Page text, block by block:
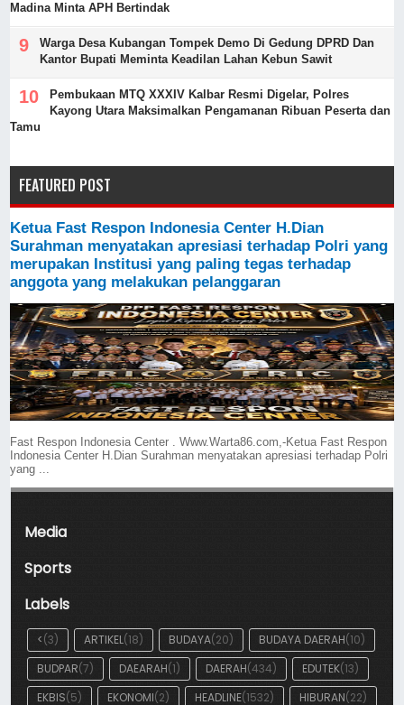
Madina Minta APH Bertindak
Warga Desa Kubangan Tompek Demo Di Gedung DPRD Dan
Kantor Bupati Meminta Keadilan Lahan Kebun Sawit
Pembukaan MTQ XXXIV Kalbar Resmi Digelar, Polres
Kayong Utara Maksimalkan Pengamanan Ribuan Peserta dan
Tamu
FEATURED POST
Ketua Fast Respon Indonesia Center H.Dian
Surahman menyatakan apresiasi terhadap Polri yang
merupakan Institusi yang paling tegas terhadap
anggota yang melakukan pelanggaran
Fast Respon Indonesia Center . Www.Warta86.com,-Ketua Fast Respon
Indonesia Center H.Dian Surahman menyatakan apresiasi terhadap Polri
yang ...
Media
Sports
Labels
<(3) ARTIKEL(18) BUDAYA(20) BUDAYA DAERAH(10)
BUDPAR(7) DAEARAH(1) DAERAH(434) EDUTEK(13)
EKBIS(5) EKONOMI(2) HEADLINE(1532) HIBURAN(22)